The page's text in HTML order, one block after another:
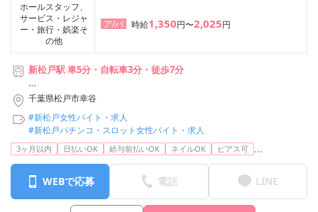
ホールスタッフ、
サービス・レジャ
ー・旅行・娯楽そ
の他
ア/パ 時給1,350円〜2,025円
新松戸駅 車5分・自転車3分・徒歩7分
【利用可能な路線】
・JR武蔵野線 新松戸駅
千葉県松戸市幸谷
#新松戸女性バイト・求人
#新松戸パチンコ・スロット女性バイト・求人
3ヶ月以内 日払いOK 給与前払いOK ネイルOK ピアス可 ...
WEBで応募 電話 LINE